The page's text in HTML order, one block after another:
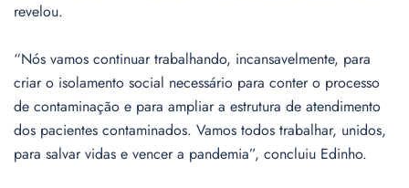
revelou.
“Nós vamos continuar trabalhando, incansavelmente, para
criar o isolamento social necessário para conter o processo
de contaminação e para ampliar a estrutura de atendimento
dos pacientes contaminados. Vamos todos trabalhar, unidos,
para salvar vidas e vencer a pandemia”, concluiu Edinho.